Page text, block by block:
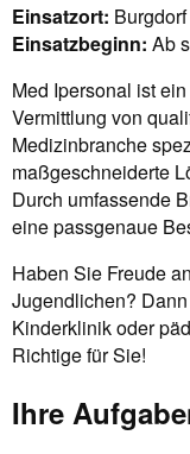
Einsatzort:
Einsatzbeginn: Ab
Med Ipersonal ist
Vermittlung von
Medizinbranche
maßgeschneiderte
Durch umfassende
eine passgenaue
Haben Sie Freude
Jugendlichen?
Kinderklinik oder
Richtige für Sie!
Ihre